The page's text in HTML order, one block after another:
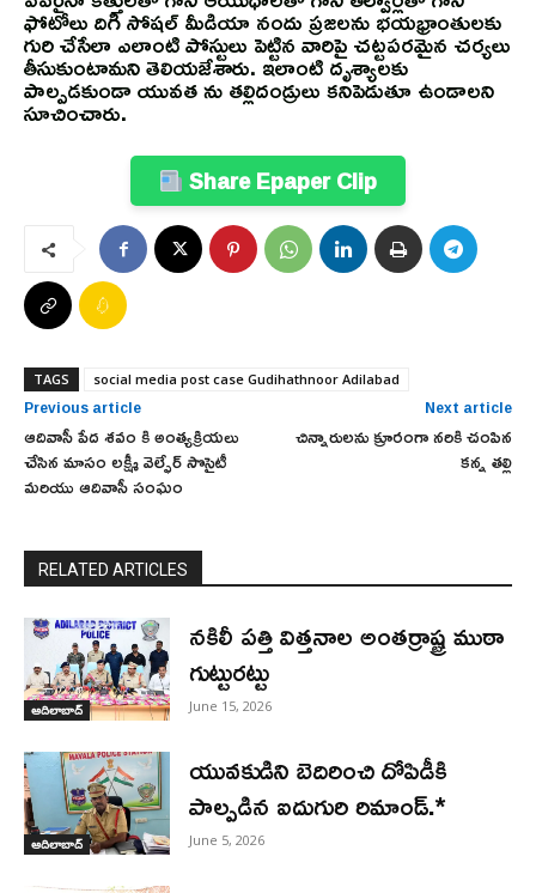
ఫోటోలు దిగి సోషల్ మీడియా నందు ప్రజలను భయభ్రాంతులకు
గురి చేసేలా ఎలాంటి పోస్టులు పెట్టిన వారిపై చట్టపరమైన చర్యలు
తీసుకుంటామని తెలియజేశారు. ఇలాంటి దృశ్యాలకు
పాల్పడకుండా యువత ను తల్లిదండ్రులు కనిపెడుతూ ఉండాలని
సూచించారు.
Share Epaper Clip
TAGS social media post case Gudihathnoor Adilabad
Previous article
ఆదివాసీ పేద శవం కి అంత్యక్రియలు
చేసిన మాసం లక్ష్మీ వెల్ఫేర్ సొసైటీ
మరియు ఆదివాసీ సంఘం
Next article
చిన్నారులను క్రూరంగా నరికి చంపిన
కన్న తల్లి
RELATED ARTICLES
ఆదిలాబాద్
నకిలీ పత్తి విత్తనాల అంతర్రాష్ట్ర ముఠా
గుట్టురట్టు
June 15, 2026
ఆదిలాబాద్
యువకుడిని బెదిరించి దోపిడీకి
పాల్పడిన ఐదుగురి రిమాండ్.*
June 5, 2026